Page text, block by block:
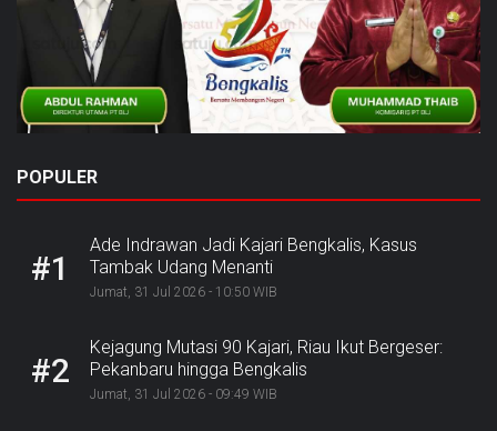
POPULER
#1
Ade Indrawan Jadi Kajari Bengkalis, Kasus
Tambak Udang Menanti
Jumat, 31 Jul 2026 - 10:50 WIB
#2
Kejagung Mutasi 90 Kajari, Riau Ikut Bergeser:
Pekanbaru hingga Bengkalis
Jumat, 31 Jul 2026 - 09:49 WIB